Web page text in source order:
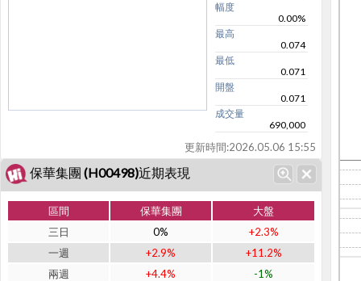
幅度
0.00%
最高
0.074
最低
0.071
開盤
0.071
成交量
690,000
更新時間:2026.05.06 15:55
保華集團 (H00498)近期表現
區間 保華集團
大盤
三日
0%
+2.3%
一週
+2.9%
+11.2%
兩週
+4.4%
-1%